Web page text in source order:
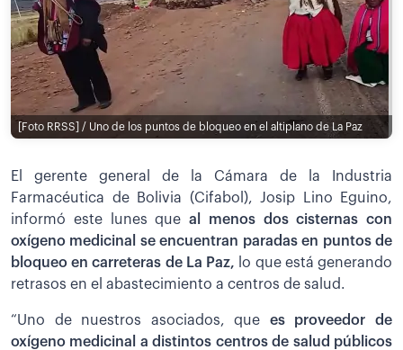
[Foto RRSS] / Uno de los puntos de bloqueo en el altiplano de La Paz
El gerente general de la Cámara de la Industria
Farmacéutica de Bolivia (Cifabol), Josip Lino Eguino,
informó este lunes que al menos dos cisternas con
oxígeno medicinal se encuentran paradas en puntos de
bloqueo en carreteras de La Paz, lo que está generando
retrasos en el abastecimiento a centros de salud.
“Uno de nuestros asociados, que es proveedor de
oxígeno medicinal a distintos centros de salud públicos